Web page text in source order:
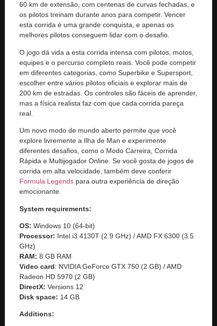
60 km de extensão, com centenas de curvas fechadas, e
os pilotos treinam durante anos para competir. Vencer
esta corrida é uma grande conquista, e apenas os
melhores pilotos conseguem lidar com o desafio.
O jogo dá vida a esta corrida intensa com pilotos, motos,
equipes e o percurso completo reais. Você pode competir
em diferentes categorias, como Superbike e Supersport,
escolher entre vários pilotos oficiais e explorar mais de
200 km de estradas. Os controles são fáceis de aprender,
mas a física realista faz com que cada corrida pareça
real.
Um novo modo de mundo aberto permite que você
explore livremente a Ilha de Man e experimente
diferentes desafios, como o Modo Carreira, Corrida
Rápida e Multijogador Online. Se você gosta de jogos de
corrida em alta velocidade, também deve conferir
Formula Legends para outra experiência de direção
emocionante.
System requirements:
OS: Windows 10 (64-bit)
Processor: Intel i3 4130T (2.9 GHz) / AMD FX 6300 (3.5
GHz)
RAM: 8 GB RAM
Video card: NVIDIA GeForce GTX 750 (2 GB) / AMD
Radeon HD 5970 (2 GB)
DirectX: Versions 12
Disk space: 14 GB
Additions: